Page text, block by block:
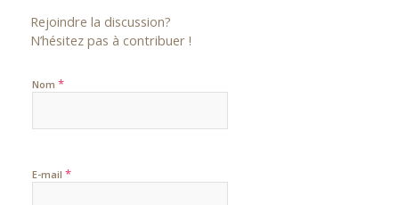
Rejoindre la discussion?
N’hésitez pas à contribuer !
Nom *
E-mail *